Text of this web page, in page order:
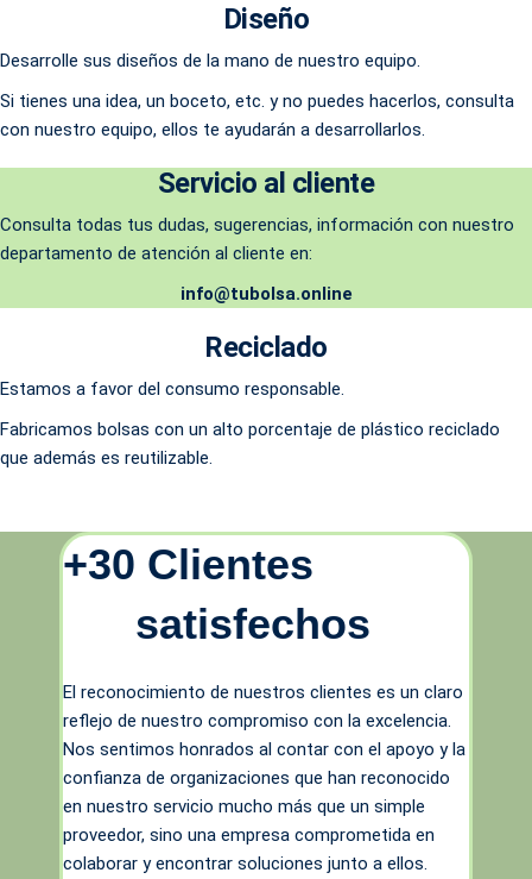
Diseño
Desarrolle sus diseños de la mano de nuestro equipo.
Si tienes una idea, un boceto, etc. y no puedes hacerlos, consulta
con nuestro equipo, ellos te ayudarán a desarrollarlos.
Servicio al cliente
Consulta todas tus dudas, sugerencias, información con nuestro
departamento de atención al cliente en:
info@tubolsa.online
Reciclado
Estamos a favor del consumo responsable.
Fabricamos bolsas con un alto porcentaje de plástico reciclado
que además es reutilizable.
+30
satisfechos
El reconocimiento de nuestros clientes es un claro
reflejo de nuestro compromiso con la excelencia.
Nos sentimos honrados al contar con el apoyo y la
confianza de organizaciones que han reconocido
en nuestro servicio mucho más que un simple
proveedor, sino una empresa comprometida en
colaborar y encontrar soluciones junto a ellos.